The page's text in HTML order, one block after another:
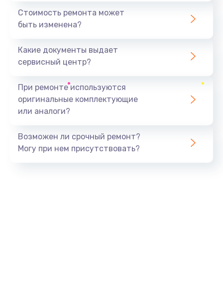
1440 руб.
Ремонт южного моста
Замена батарейки BIOS
Заказать
Стоимость ремонта может
быть изменена?
Какие документы выдает
сервисный центр?
При ремонте используются
оригинальные комплектующие
или аналоги?
Возможен ли срочный ремонт?
Могу при нем присутствовать?